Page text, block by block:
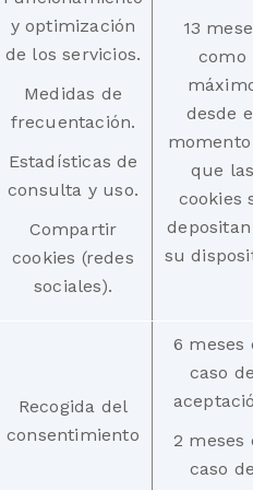
y optimización
de los servicios.
Medidas de
frecuentación.
Estadísticas de
consulta y uso.
Compartir
cookies (redes
sociales).
13
como
desde
que
cookies
su
Recogida del
consentimiento
6 meses
caso
2 meses
caso